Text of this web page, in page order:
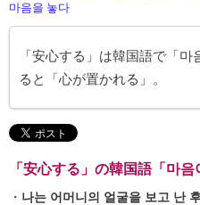
마음을 놓다
「安心する」は韓国語で「
ると「心が置かれる」。
「安心する」の韓国語「마
・ 나는 어머니의 얼굴을 보고 난